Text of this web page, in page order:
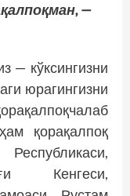
—
— кўксингизни
юрагингизни
қорақалпоқ
Кенгеси,